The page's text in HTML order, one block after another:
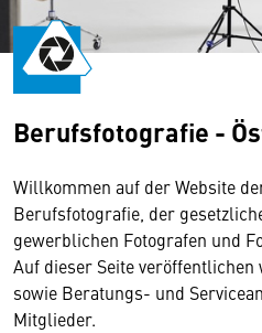
Berufsfotografie -
Willkommen auf der Website
Berufsfotografie, der
gewerblichen Fotografen und
Auf dieser Seite
sowie Beratungs- und
Mitglieder.